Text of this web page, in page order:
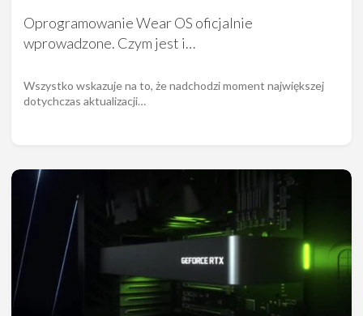
Oprogramowanie Wear OS oficjalnie
wprowadzone. Czym jest i…
Wszystko wskazuje na to, że nadchodzi moment największej
dotychczas aktualizacji…